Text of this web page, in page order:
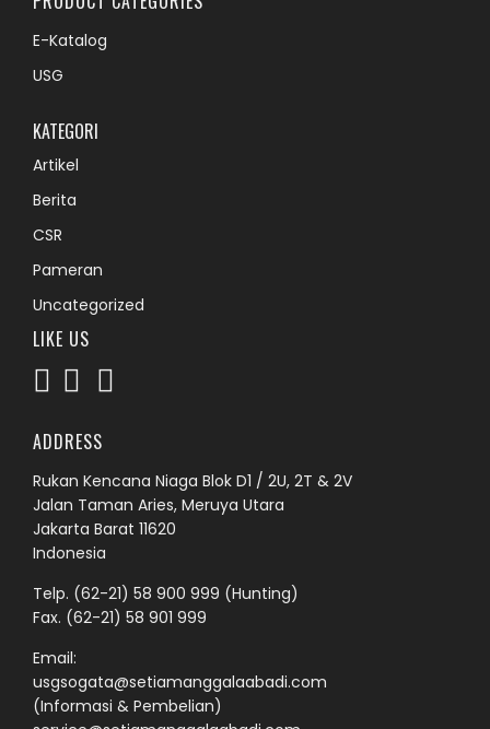
E-Katalog
USG
KATEGORI
Artikel
Berita
CSR
Pameran
Uncategorized
LIKE US
ADDRESS
Rukan Kencana Niaga Blok D1 / 2U, 2T & 2V
Jalan Taman Aries, Meruya Utara
Jakarta Barat 11620
Indonesia
Telp. (62-21) 58 900 999 (Hunting)
Fax. (62-21) 58 901 999
Email:
usgsogata@setiamanggalaabadi.com
(Informasi & Pembelian)